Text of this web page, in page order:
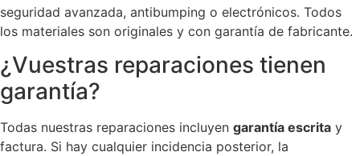
seguridad avanzada, antibumping o electrónicos. Todos
los materiales son originales y con garantía de fabricante.
¿Vuestras reparaciones tienen
garantía?
Todas nuestras reparaciones incluyen garantía escrita y
factura. Si hay cualquier incidencia posterior, la